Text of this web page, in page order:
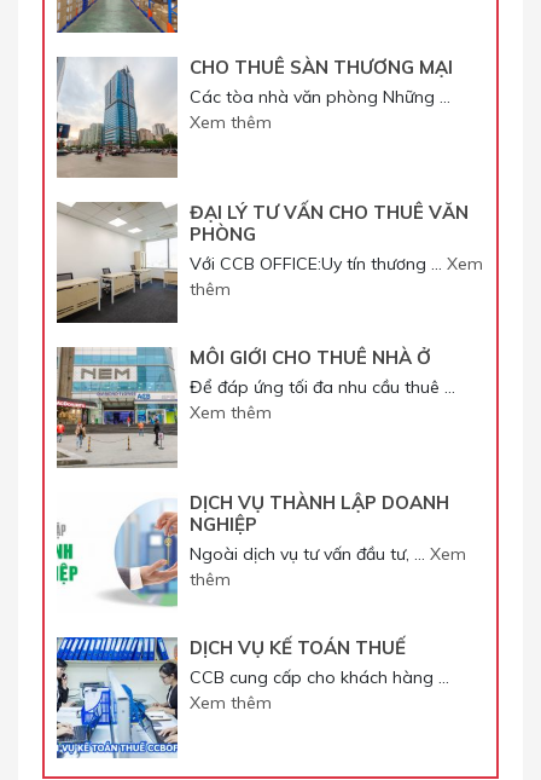
CHO THUÊ SÀN THƯƠNG MẠI
Các tòa nhà văn phòng Những …
Xem thêm
ĐẠI LÝ TƯ VẤN CHO THUÊ VĂN
PHÒNG
Với CCB OFFICE:Uy tín thương … Xem
thêm
MÔI GIỚI CHO THUÊ NHÀ Ở
Để đáp ứng tối đa nhu cầu thuê …
Xem thêm
DỊCH VỤ THÀNH LẬP DOANH
NGHIỆP
Ngoài dịch vụ tư vấn đầu tư, … Xem
thêm
DỊCH VỤ KẾ TOÁN THUẾ
CCB cung cấp cho khách hàng …
Xem thêm